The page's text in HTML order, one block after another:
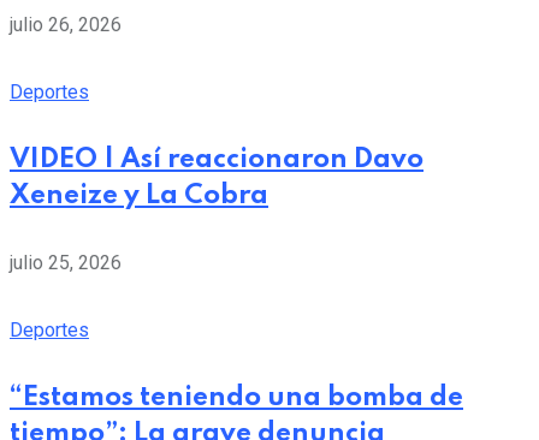
julio 26, 2026
Deportes
VIDEO | Así reaccionaron Davo
Xeneize y La Cobra
julio 25, 2026
Deportes
“Estamos teniendo una bomba de
tiempo”: La grave denuncia